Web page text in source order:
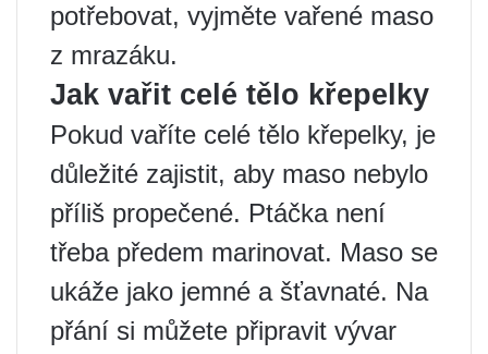
potřebovat, vyjměte vařené maso
z mrazáku.
Jak vařit celé tělo křepelky
Pokud vaříte celé tělo křepelky, je
důležité zajistit, aby maso nebylo
příliš propečené. Ptáčka není
třeba předem marinovat. Maso se
ukáže jako jemné a šťavnaté. Na
přání si můžete připravit vývar